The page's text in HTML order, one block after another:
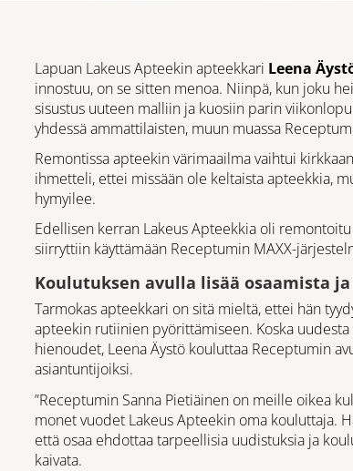
Lapuan Lakeus Apteekin apteekkari Leena
innostuu, on se sitten menoa. Niinpä, kun joku
sisustus uuteen malliin ja kuosiin parin
yhdessä ammattilaisten, muun muassa
Remontissa apteekin värimaailma vaihtui
ihmetteli, ettei missään ole keltaista apteekkia,
hymyilee.
Edellisen kerran Lakeus Apteekkia oli
siirryttiin käyttämään Receptumin MAXX-
Koulutuksen avulla lisää osaamista
Tarmokas apteekkari on sitä mieltä, ettei hän
apteekin rutiinien pyörittämiseen. Koska
hienoudet, Leena Äystö kouluttaa Receptumin
asiantuntijoiksi.
”Receptumin Sanna Pietiäinen on meille oikea
monet vuodet Lakeus Apteekin oma kouluttaja.
että osaa ehdottaa tarpeellisia uudistuksia ja
kaivata.